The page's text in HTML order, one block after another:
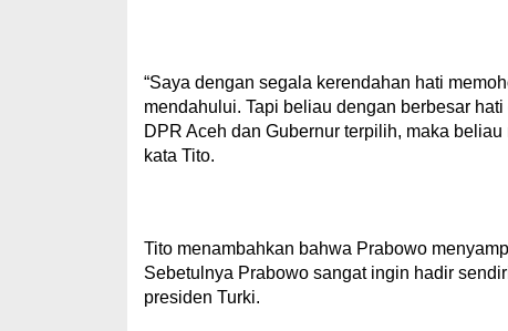
“Saya dengan segala kerendahan hati
mendahului. Tapi beliau dengan berbesar
DPR Aceh dan Gubernur terpilih, maka
kata Tito.
Tito menambahkan bahwa Prabowo
Sebetulnya Prabowo sangat ingin hadir
presiden Turki.